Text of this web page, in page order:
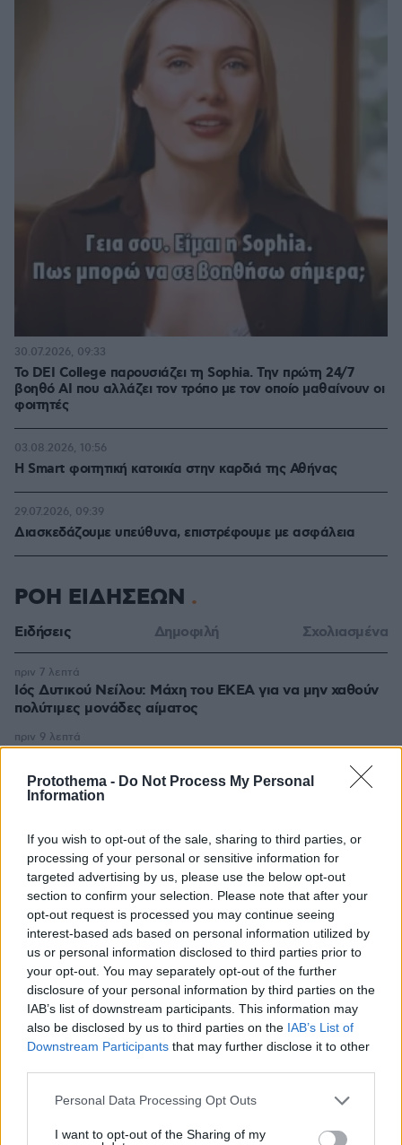
Protothema - Do Not Process My Personal
Information
If you wish to opt-out of the sale, sharing to third parties, or
processing of your personal or sensitive information for
targeted advertising by us, please use the below opt-out
section to confirm your selection. Please note that after your
opt-out request is processed you may continue seeing
interest-based ads based on personal information utilized by
us or personal information disclosed to third parties prior to
your opt-out. You may separately opt-out of the further
disclosure of your personal information by third parties on the
IAB’s list of downstream participants. This information may
also be disclosed by us to third parties on the IAB’s List of
Downstream Participants that may further disclose it to other
Please note that this website/app uses one or more Google
not limited to your visit or usage behaviour. You may click to
Personal Data Processing Opt Outs
I want to opt-out of the Sharing of my
Το DEI College παρουσιάζει τη Sophia. Την πρώτη 24/7
βοηθό AI που αλλάζει τον τρόπο με τον οποίο μαθαίνουν οι
φοιτητές
30.07.2026, 09:33
Η Smart φοιτητική κατοικία στην καρδιά της Αθήνας
03.08.2026, 10:56
Διασκεδάζουμε υπεύθυνα, επιστρέφουμε με ασφάλεια
29.07.2026, 09:39
ΡΟΗ ΕΙΔΗΣΕΩΝ
Ειδήσεις Δημοφιλή Σχολιασμένα
Ιός Δυτικού Νείλου: Μάχη του ΕΚΕΑ για να μην χαθούν
πολύτιμες μονάδες αίματος
πριν 7 λεπτά
νεκρό πατέρα του σε καταψύκτη στον Μυστρά, τα
αναπάντητα ερωτήματα
πριν 9 λεπτά
Οι τελευταίες εβδομάδες των Summer Sales κρύβουν
τις καλύτερες ευκαιρίες
Η επιστήμη πίσω από την τέλεια φάβα
πριν 15 λεπτά
Κόκκινο κρέας: Αυξάνει κατά 49% τον κίνδυνο διαβήτη
– Με τι να το αντικαταστήσετε
πριν 15 λεπτά
Γονικές παροχές: Οι παγίδες στις μεταφορές χρημάτων
που μπορεί να κοστίσουν σε φόρο
πριν 17 λεπτά
Συγκλονιστικό βίντεο από χειρουργείο την ώρα του
σεισμού των 7,1R στην Ιαπωνία: Τα πάντα κλυδωνίζονται,